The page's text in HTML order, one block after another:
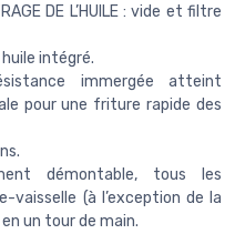
DE L’HUILE : vide et filtre
huile intégré.
immergée atteint
pour une friture rapide des
démontable, tous les
(à l’exception de la
un tour de main.